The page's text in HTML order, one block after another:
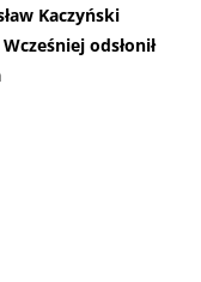
Kaczyński
odsłonił